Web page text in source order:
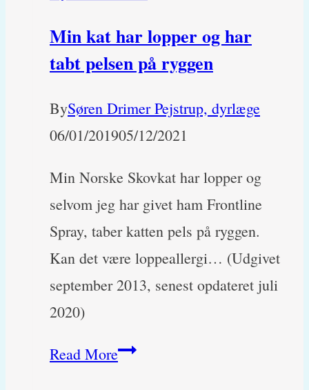
Min kat har lopper og har
tabt pelsen på ryggen
BySøren Drimer Pejstrup, dyrlæge
06/01/201905/12/2021
Min Norske Skovkat har lopper og
selvom jeg har givet ham Frontline
Spray, taber katten pels på ryggen.
Kan det være loppeallergi… (Udgivet
september 2013, senest opdateret juli
2020)
Read MoreMin